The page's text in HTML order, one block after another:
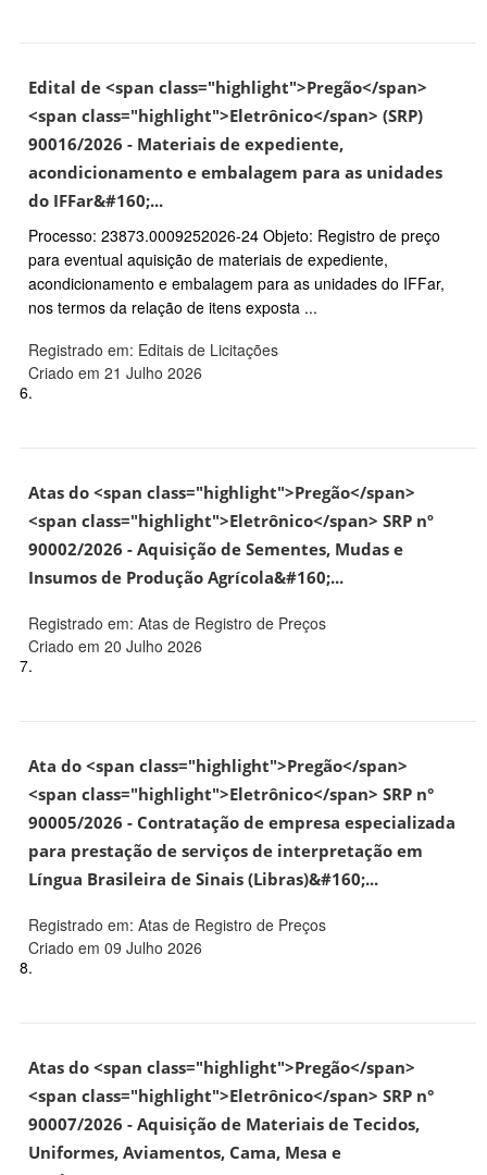
Edital de <span class="highlight">Pregão</span>
<span class="highlight">Eletrônico</span> (SRP)
90016/2026 - Materiais de expediente,
acondicionamento e embalagem para as unidades
do IFFar&#160;...
Processo: 23873.0009252026-24 Objeto: Registro de preço
para eventual aquisição de materiais de expediente,
acondicionamento e embalagem para as unidades do IFFar,
nos termos da relação de itens exposta ...
Registrado em: Editais de Licitações
Criado em 21 Julho 2026
6.
Atas do <span class="highlight">Pregão</span>
<span class="highlight">Eletrônico</span> SRP nº
90002/2026 - Aquisição de Sementes, Mudas e
Insumos de Produção Agrícola&#160;...
Registrado em: Atas de Registro de Preços
Criado em 20 Julho 2026
7.
Ata do <span class="highlight">Pregão</span>
<span class="highlight">Eletrônico</span> SRP n°
90005/2026 - Contratação de empresa especializada
para prestação de serviços de interpretação em
Língua Brasileira de Sinais (Libras)&#160;...
Registrado em: Atas de Registro de Preços
Criado em 09 Julho 2026
8.
Atas do <span class="highlight">Pregão</span>
<span class="highlight">Eletrônico</span> SRP n°
90007/2026 - Aquisição de Materiais de Tecidos,
Uniformes, Aviamentos, Cama, Mesa e